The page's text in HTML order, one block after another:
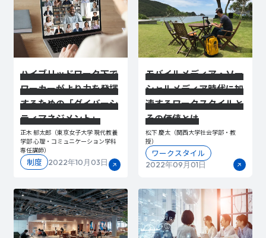
ハイブリッドワーク下で
ワーカーがより力を発揮
するための「ダイバーシ
ティマネジメント」
正木 郁太郎（東京女子大学 現代教養
学部 心理・コミュニケーション学科
専任講師）
2022年10月03日
制度
モバイルメディア・ソー
シャルメディア時代に加
速するワークスタイルと
その価値とは
松下 慶太（関西大学社会学部・教
授）
2022年09月01日
ワークスタイル